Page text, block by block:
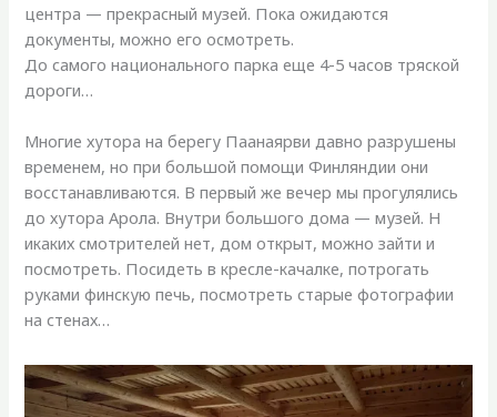
центра — прекрасный музей. Пока ожидаются
документы, можно его осмотреть.
До самого национального парка еще 4-5 часов тряской
дороги…
Многие хутора на берегу Паанаярви давно разрушены
временем, но при большой помощи Финляндии они
восстанавливаются. В первый же вечер мы прогулялись
до хутора Арола. Внутри большого дома — музей. Н
икаких смотрителей нет, дом открыт, можно зайти и
посмотреть. Посидеть в кресле-качалке, потрогать
руками финскую печь, посмотреть старые фотографии
на стенах…